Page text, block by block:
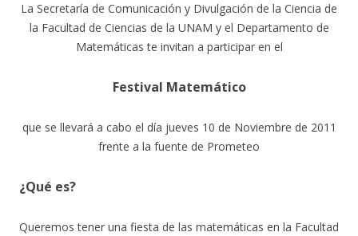
La Secretaría de Comunicación y Divulgación de la Ciencia de
la Facultad de Ciencias de la UNAM y el Departamento de
Matemáticas te invitan a participar en el
Festival Matemático
que se llevará a cabo el día jueves 10 de Noviembre de 2011
frente a la fuente de Prometeo
¿Qué es?
Queremos tener una fiesta de las matemáticas en la Facultad